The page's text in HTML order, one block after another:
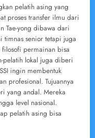
pelatih asing yang
proses transfer ilmu dari
Tae-yong dibawa dari
timnas senior tetapi juga
permainan bisa
pelatih lokal juga diberi
ingin membentuk
profesional. Tujuannya
yang andal. Mereka
level nasional.
pelatih asing bisa